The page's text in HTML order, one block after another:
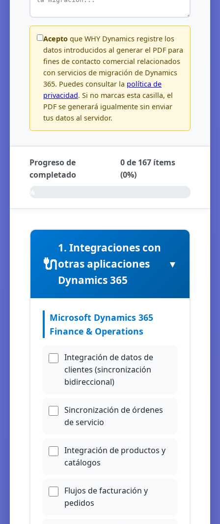
Acepto que WHY Dynamics registre los
datos introducidos al generar el PDF para
fines de contacto comercial relacionados
con servicios de migración de Dynamics
365. Puedes consultar la política de
privacidad. Si no marcas esta casilla, el
PDF se generará igualmente sin enviar
tus datos al servidor.
Progreso de
completado
0 de 167 ítems
(0%)
🔌
1. Integraciones con
otras aplicaciones
Dynamics 365
▼
Microsoft Dynamics 365
Finance & Operations
Integración de datos de
clientes (sincronización
bidireccional)
Sincronización de órdenes
de servicio
Integración de productos y
catálogos
Flujos de facturación y
pedidos